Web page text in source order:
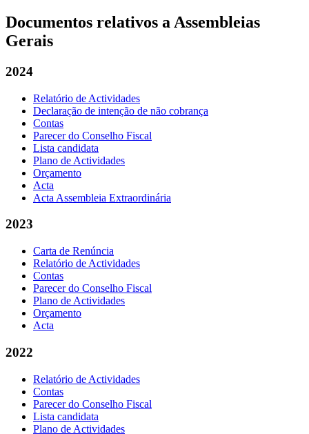
Documentos relativos a Assembleias
Gerais
2024
Relatório de Actividades
Declaração de intenção de não cobrança
Contas
Parecer do Conselho Fiscal
Lista candidata
Plano de Actividades
Orçamento
Acta
Acta Assembleia Extraordinária
2023
Carta de Renúncia
Relatório de Actividades
Contas
Parecer do Conselho Fiscal
Plano de Actividades
Orçamento
Acta
2022
Relatório de Actividades
Contas
Parecer do Conselho Fiscal
Lista candidata
Plano de Actividades